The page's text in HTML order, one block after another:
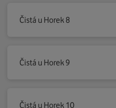
Čistá u Horek 8
Čistá u Horek 9
Čistá u Horek 10